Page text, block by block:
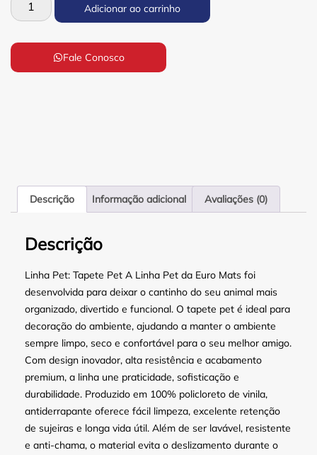
Adicionar ao carrinho
Fale Conosco
Descrição Informação adicional Avaliações (0)
Descrição
Linha Pet: Tapete Pet A Linha Pet da Euro Mats foi
desenvolvida para deixar o cantinho do seu animal mais
organizado, divertido e funcional. O tapete pet é ideal para
decoração do ambiente, ajudando a manter o ambiente
sempre limpo, seco e confortável para o seu melhor amigo.
Com design inovador, alta resistência e acabamento
premium, a linha une praticidade, sofisticação e
durabilidade. Produzido em 100% policloreto de vinila,
antiderrapante oferece fácil limpeza, excelente retenção
de sujeiras e longa vida útil. Além de ser lavável, resistente
e anti-chama, o material evita o deslizamento durante o